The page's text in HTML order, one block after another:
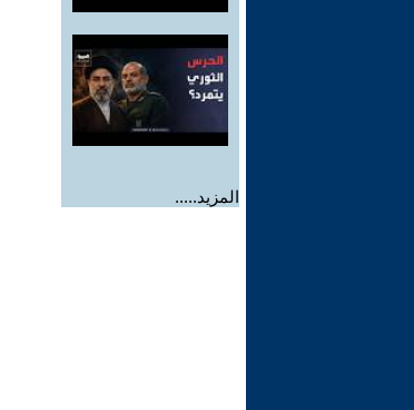
المزيد.....